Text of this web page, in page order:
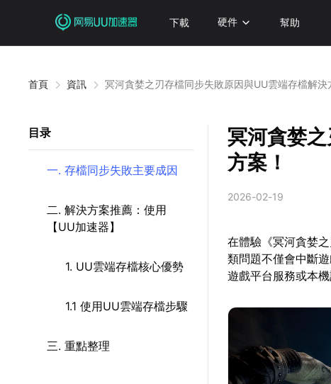
下載 硬件 幫助
首頁 資訊 冥河貪婪之刃存檔同步失敗原因與UU雲端存檔解決
目录
一. 存檔同步失敗主要成因
二. 解決方案推薦：使用
【UU加速器】
1. UU雲端存檔核心優勢
1.1 使用UU雲端存檔步驟
三. 重點整理
冥河貪婪
方案！
2026-02-19
在體驗《冥河貪婪
類問題不僅會中斷
遊戲平台服務或本